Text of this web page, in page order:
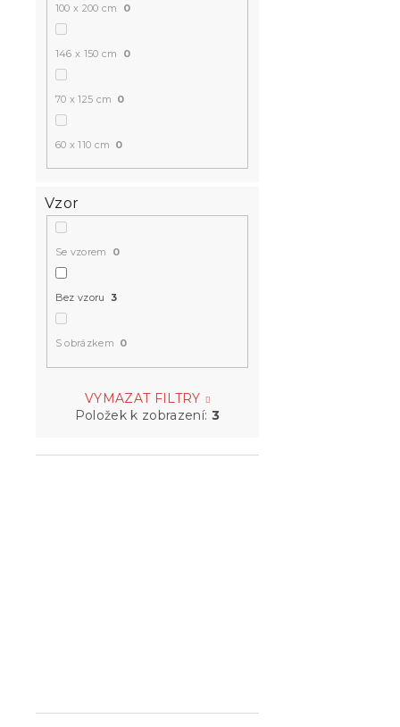
100 x 200 cm 0
146 x 150 cm 0
70 x 125 cm 0
60 x 110 cm 0
Vzor
Se vzorem 0
Bez vzoru 3
S obrázkem 0
VYMAZAT FILTRY
Položek k zobrazení: 3